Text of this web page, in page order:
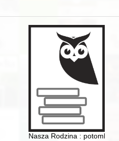
w Kożuchowie (1925-2025)
Nasza Rodzina :